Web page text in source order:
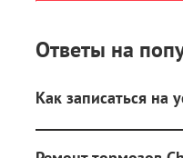
Ответы на
Как записаться на